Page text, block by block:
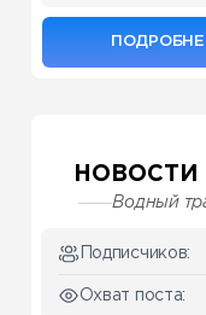
НОВОСТИ
Водный
Подписчиков:
Охват поста: